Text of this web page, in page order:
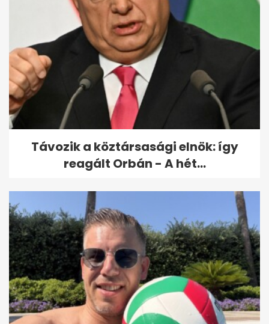
"Nekem nincs senkim" - Fodor
Zsóka végrendeletet írt: egy
ismert...
Távozik a köztársasági elnök: így
reagált Orbán - A hét...